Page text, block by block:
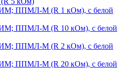
ППМЛ-М (R 1 кОм), с белой
ППМЛ-М (R 10 кОм), с белой
ППМЛ-М (R 2 кОм), с белой
ППМЛ-М (R 20 кОм), с белой